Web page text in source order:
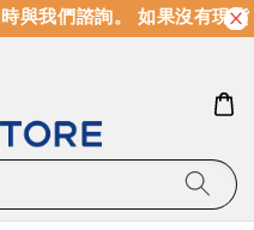
我們諮詢。 如果沒有現